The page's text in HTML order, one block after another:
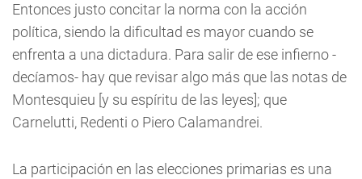
Entonces justo concitar la norma con la acción
política, siendo la dificultad es mayor cuando se
enfrenta a una dictadura. Para salir de ese infierno -
decíamos- hay que revisar algo más que las notas de
Montesquieu [y su espíritu de las leyes]; que
Carnelutti, Redenti o Piero Calamandrei.
La participación en las elecciones primarias es una